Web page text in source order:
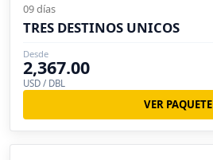
09 días
TRES DESTINOS UNICOS
Desde
2,367.00
USD / DBL
VER PAQUETE